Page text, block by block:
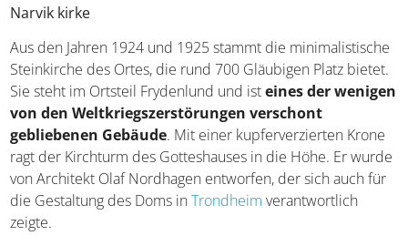
Narvik kirke
Aus den Jahren 1924 und 1925 stammt die
minimalistische Steinkirche des Ortes, die rund 700
Gläubigen Platz bietet. Sie steht im Ortsteil Frydenlund
und ist
eines der wenigen von den
Weltkriegszerstörungen verschont gebliebenen
Gebäude. Mit einer kupferverzierten Krone ragt der
Kirchturm des Gotteshauses in die Höhe. Er wurde von
Architekt Olaf Nordhagen entworfen, der sich auch für